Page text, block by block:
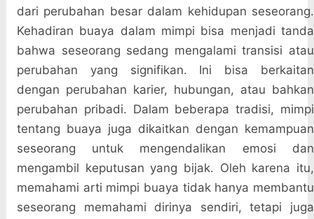
dari perubahan besar dalam kehidupan seseorang.
Kehadiran buaya dalam mimpi bisa menjadi tanda
bahwa seseorang sedang mengalami transisi atau
perubahan yang signifikan. Ini bisa berkaitan
dengan perubahan karier, hubungan, atau bahkan
perubahan pribadi. Dalam beberapa tradisi, mimpi
tentang buaya juga dikaitkan dengan kemampuan
seseorang untuk mengendalikan emosi dan
mengambil keputusan yang bijak. Oleh karena itu,
memahami arti mimpi buaya tidak hanya membantu
seseorang memahami dirinya sendiri, tetapi juga